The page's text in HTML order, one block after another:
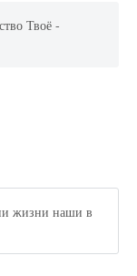
Твоё -
жизни наши в